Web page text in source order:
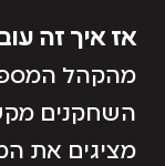
אז איך זה
מהקהל
השחקנים
מציגים את